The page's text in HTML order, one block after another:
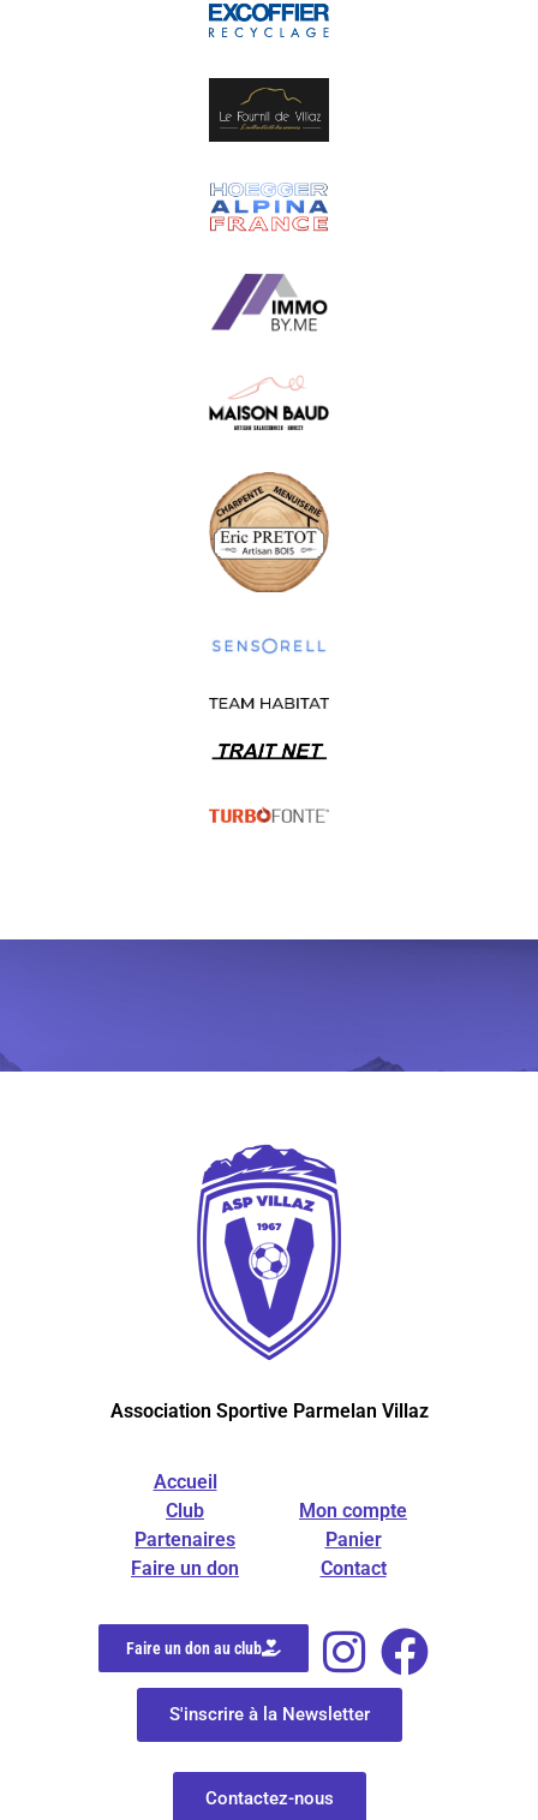
Association Sportive Parmelan Villaz
Accueil
Club
Partenaires
Faire un don
Mon compte
Panier
Contact
Faire un don au club
S'inscrire à la Newsletter
Contactez-nous